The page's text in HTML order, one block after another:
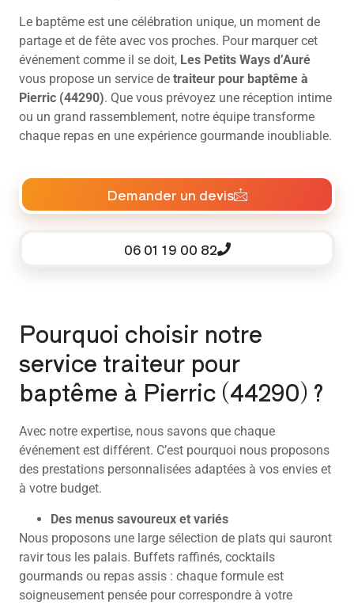
Le baptême est une célébration unique, un moment de
partage et de fête avec vos proches. Pour marquer cet
événement comme il se doit, Les Petits Ways d’Auré
vous propose un service de traiteur pour baptême à
Pierric (44290). Que vous prévoyez une réception intime
ou un grand rassemblement, notre équipe transforme
chaque repas en une expérience gourmande inoubliable.
Demander un devis
06 01 19 00 82
Pourquoi choisir notre
service traiteur pour
baptême à Pierric (44290) ?
Avec notre expertise, nous savons que chaque
événement est différent. C’est pourquoi nous proposons
des prestations personnalisées adaptées à vos envies et
à votre budget.
Des menus savoureux et variés
Nous proposons une large sélection de plats qui sauront
ravir tous les palais. Buffets raffinés, cocktails
gourmands ou repas assis : chaque formule est
soigneusement pensée pour correspondre à votre